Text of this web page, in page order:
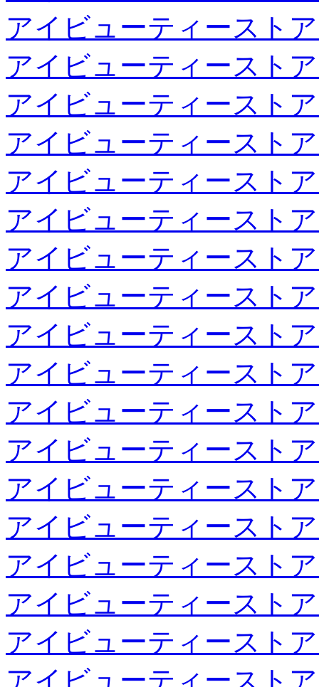
アイビューティースト
アイビューティースト
アイビューティースト
アイビューティースト
アイビューティースト
アイビューティースト
アイビューティースト
アイビューティースト
アイビューティースト
アイビューティースト
アイビューティースト
アイビューティースト
アイビューティースト
アイビューティースト
アイビューティースト
アイビューティースト
アイビューティースト
アイビューティースト